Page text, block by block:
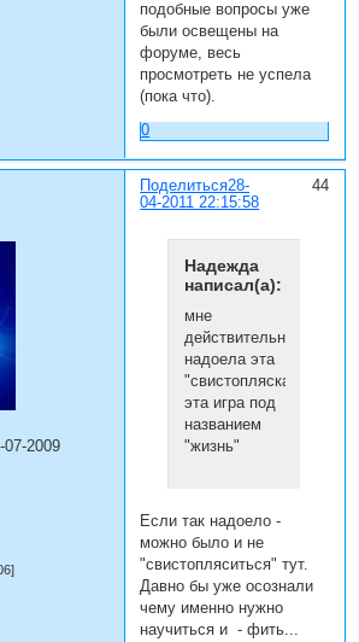
подобные вопросы уже
были освещены на
форуме, весь
просмотреть не успела
(пока что).
0
Поделиться 44
28-
04-2011 22:15:58
07-2009
Надежда
написал(а):
мне
действительно
надоела эта
"свистопляска",
эта игра под
названием
"жизнь"
Если так надоело -
можно было и не
"свистопляситься" тут.
Давно бы уже осознали
чему именно нужно
научиться и - фить...